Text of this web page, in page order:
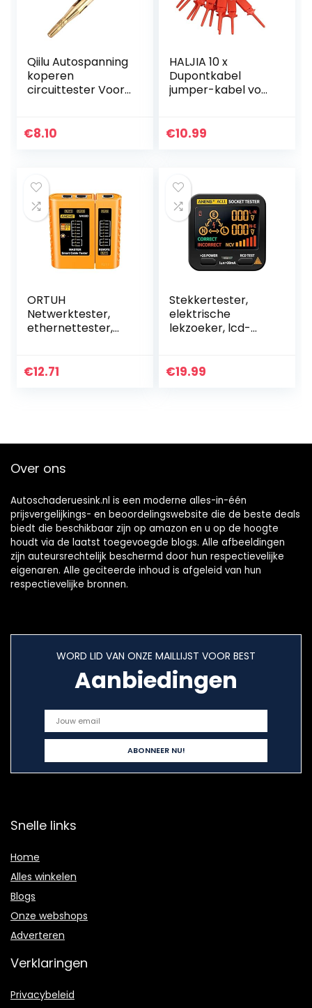
Qiilu Autospanning
koperen
circuittester Voor
continuïteitstester
€8.10
HALJIA 10 x
Dupontkabel
jumper-kabel voor
testhaak,
€10.99
ORTUH
Netwerktester,
ethernettester,
kabeltester,
€12.71
Stekkertester,
elektrische
lekzoeker, lcd-
nullijn, live-
€19.99
Over ons
Autoschaderuesink.nl is een moderne alles-in-één
prijsvergelijkings- en beoordelingswebsite die de beste deals
biedt die beschikbaar zijn op amazon en u op de hoogte
houdt via de laatst toegevoegde blogs. Alle afbeeldingen
zijn auteursrechtelijk beschermd door hun respectievelijke
eigenaren. Alle geciteerde inhoud is afgeleid van hun
respectievelijke bronnen.
WORD LID VAN ONZE MAILLIJST VOOR BEST
Aanbiedingen
Snelle links
Home
Alles winkelen
Blogs
Onze webshops
Adverteren
Verklaringen
Privacybeleid